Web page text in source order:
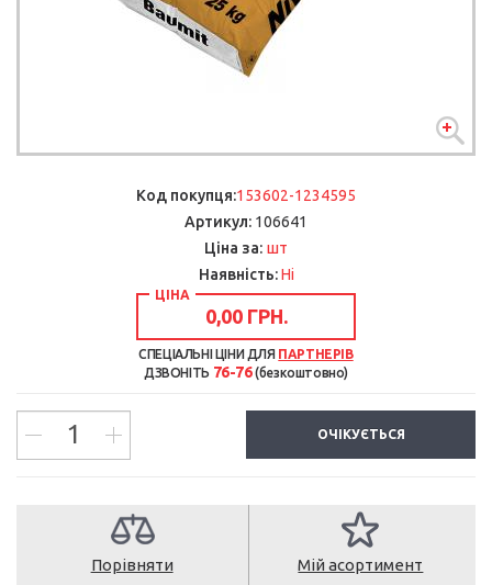
Код покупця:153602-1234595
Артикул: 106641
Ціна за: шт
Наявність: Ні
ЦІНА
0,00 ГРН.
СПЕЦІАЛЬНІ ЦІНИ ДЛЯ ПАРТНЕРІВ
ДЗВОНІТЬ 76-76(безкоштовно)
ОЧІКУЄТЬСЯ
Порівняти Мій асортимент